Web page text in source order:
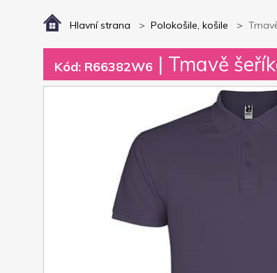
Hlavní strana Polokošile, košile
Kód: R66382W6 | Tmavě